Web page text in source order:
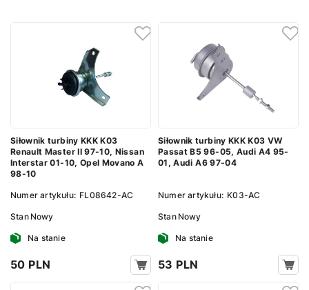
Siłownik turbiny KKK K03
Renault Master II 97-10, Nissan
Interstar 01-10, Opel Movano A
98-10
Numer artykułu: FL08642-AC
Stan Nowy
Na stanie
50 PLN
Siłownik turbiny KKK K03 VW
Passat B5 96-05, Audi A4 95-
01, Audi A6 97-04
Numer artykułu: K03-AC
Stan Nowy
Na stanie
53 PLN